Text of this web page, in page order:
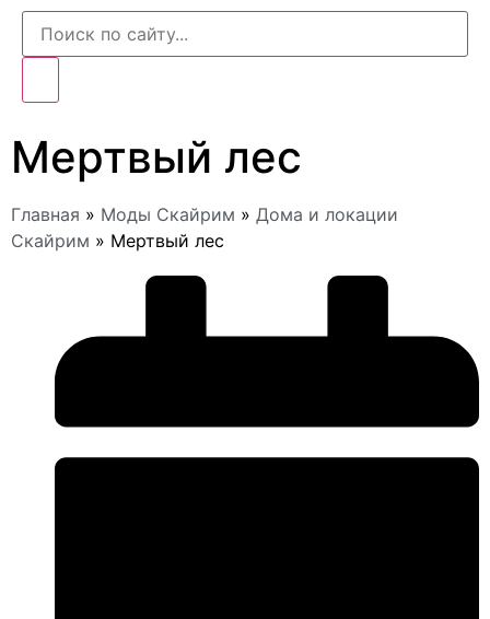
Мертвый лес
Главная » Моды Скайрим » Дома и локации
Скайрим » Мертвый лес